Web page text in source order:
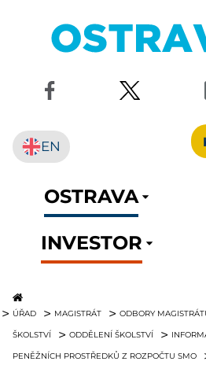
EN
OSTRAVA
INVESTOR
ÚŘAD MAGISTRÁT ODBORY
ŠKOLSTVÍ ODDĚLENÍ ŠKOLSTVÍ
PENĚŽNÍCH PROSTŘEDKŮ Z ROZPOČTU SMO